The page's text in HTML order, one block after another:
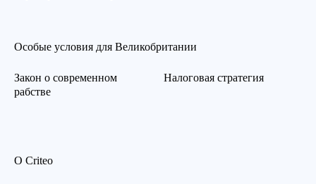
Особые условия для Великобритании
Закон о современном
рабстве
Налоговая стратегия
О Criteo